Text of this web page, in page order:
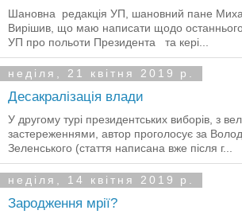
Шановна редакція УП, шановний пане
Вирішив, що маю написати щодо останнього
УП про польоти Президента та кері...
неділя, 21 квітня 2019 р.
Десакралізація влади
У другому турі президентських виборів, з
застереженнями, автор проголосує за
Зеленського (стаття написана вже після г...
неділя, 14 квітня 2019 р.
Зародження мрії?